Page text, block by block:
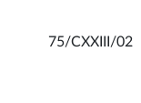
75/CXXIII/02